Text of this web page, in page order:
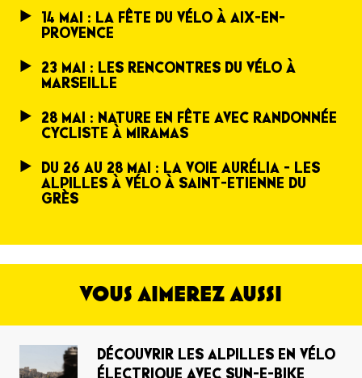
14 MAI : LA FÊTE DU VÉLO À AIX-EN-
PROVENCE
23 MAI : LES RENCONTRES DU VÉLO À
MARSEILLE
28 MAI : NATURE EN FÊTE AVEC RANDONNÉE
CYCLISTE À MIRAMAS
DU 26 AU 28 MAI : LA VOIE AURÉLIA - LES
ALPILLES À VÉLO À SAINT-ETIENNE DU
GRÈS
VOUS AIMEREZ AUSSI
DÉCOUVRIR LES ALPILLES EN VÉLO
ÉLECTRIQUE AVEC SUN-E-BIKE